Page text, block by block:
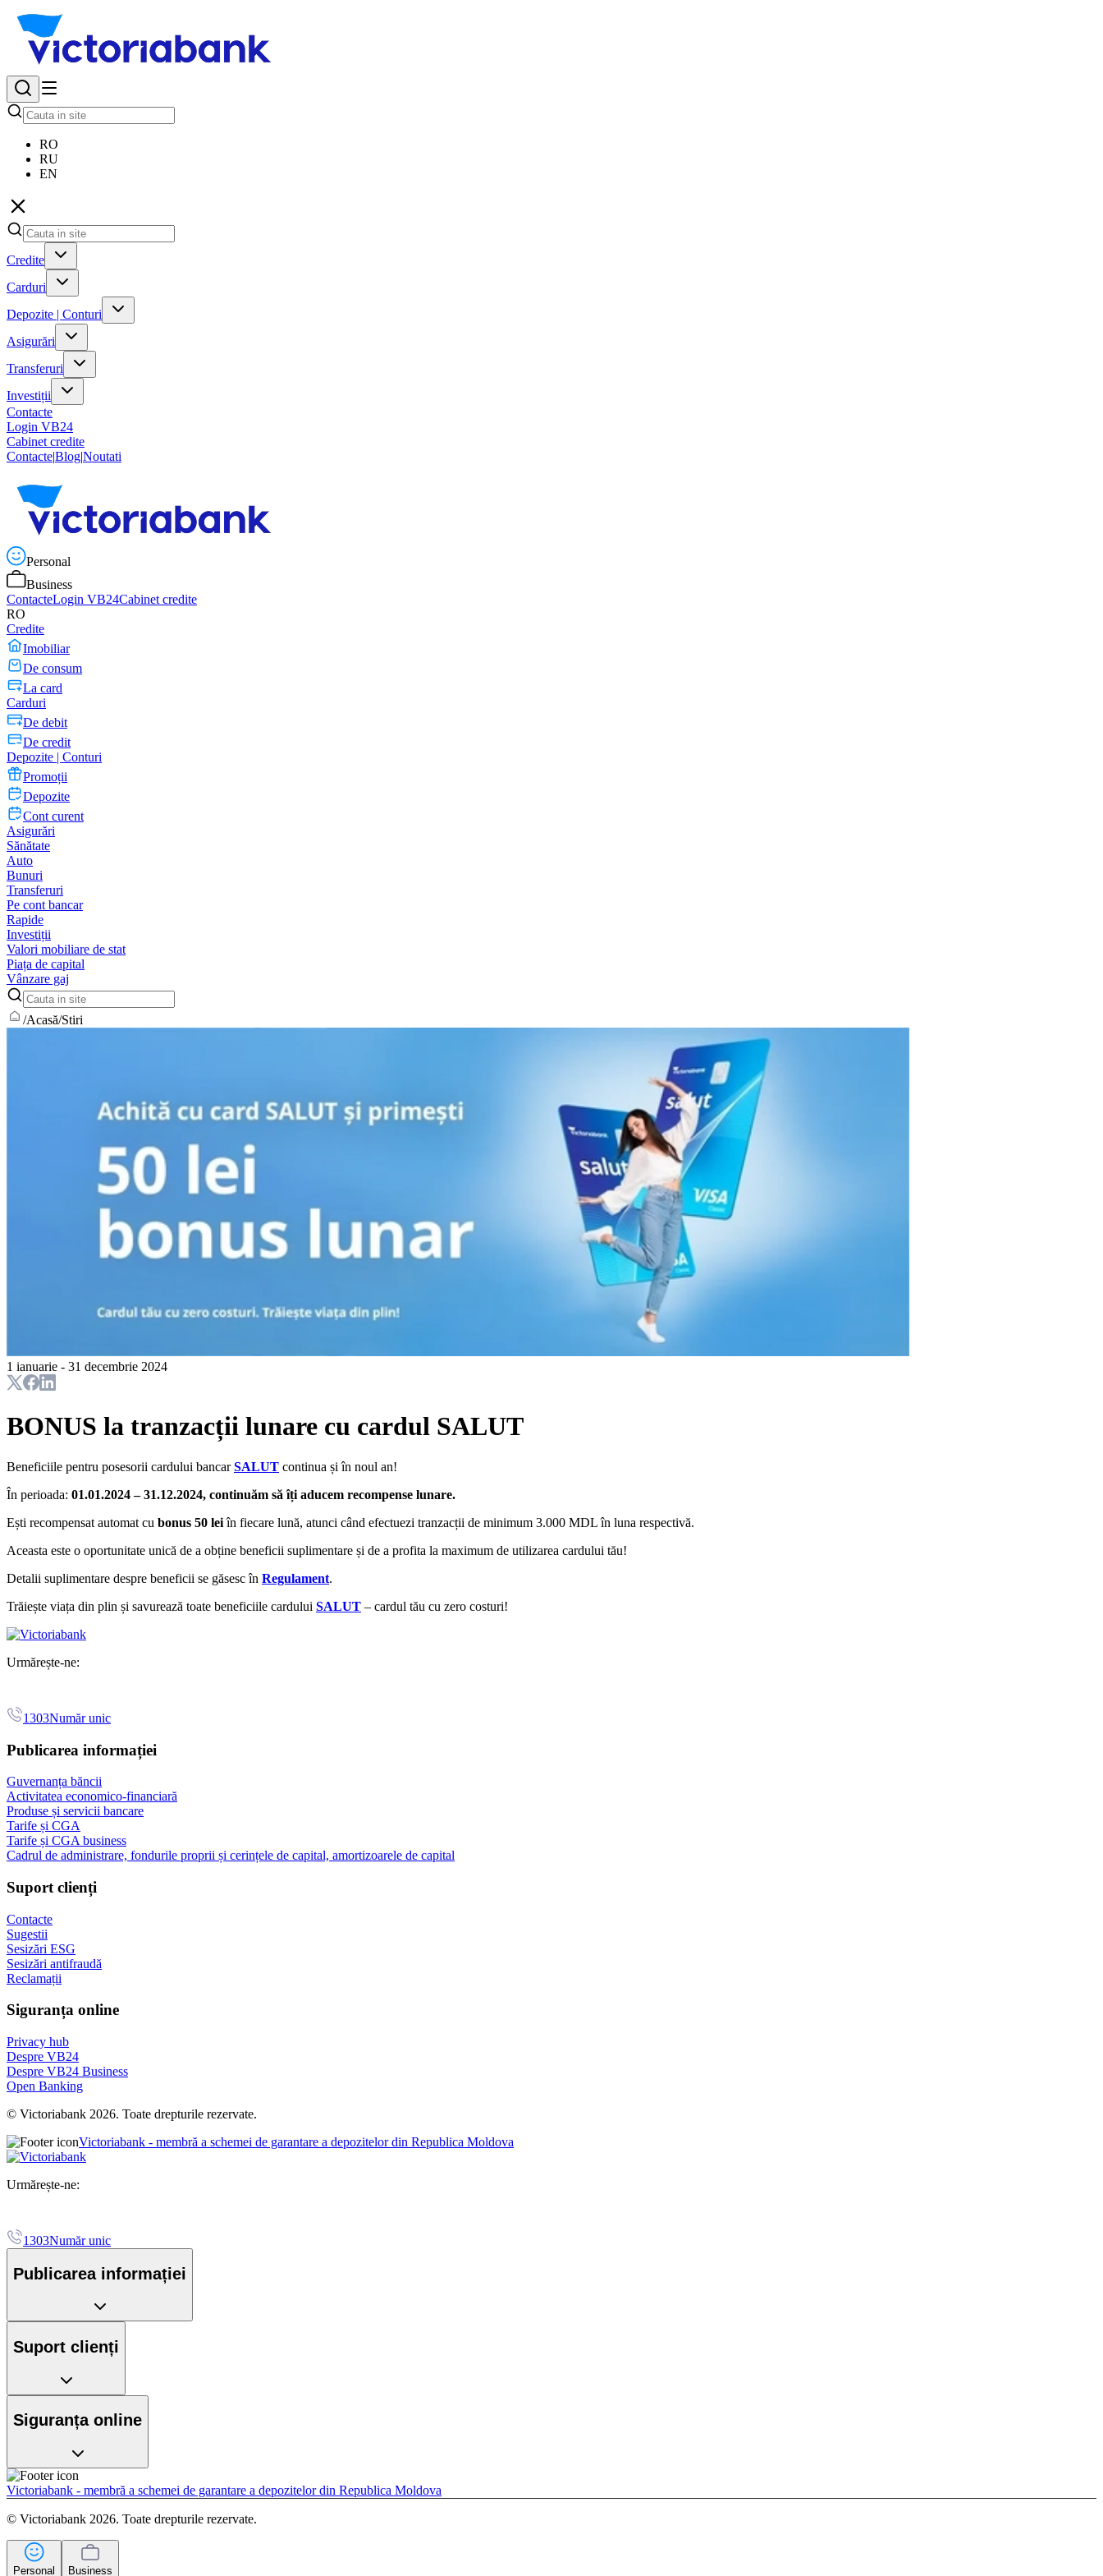
RO
RU
EN
Credite
Carduri
Depozite | Conturi
Asigurări
Transferuri
Investiții
Contacte
Login VB24
Cabinet credite
Contacte|Blog|Noutati
Personal
Business
ContacteLogin VB24Cabinet credite
RO
Credite
Imobiliar
De consum
La card
Carduri
De debit
De credit
Depozite | Conturi
Promoții
Depozite
Cont curent
Asigurări
Sănătate
Auto
Bunuri
Transferuri
Pe cont bancar
Rapide
Investiții
Valori mobiliare de stat
Piața de capital
Vânzare gaj
/Acasă/Stiri
1 ianuarie - 31 decembrie 2024
BONUS la tranzacții lunare cu cardul SALUT
Beneficiile pentru posesorii cardului bancarSALUT continua și în noul an!
În perioada: 01.01.2024 – 31.12.2024, continuăm să îți aducem recompense lunare.
Ești recompensat automat cu bonus 50 leiîn fiecare lună, atunci când efectuezi tranzacții de minimum 3.000 MDL în luna respectivă.
Aceasta este o oportunitate unică de a obține beneficii suplimentare și de a profita la maximum de utilizarea cardului tău!
Detalii suplimentare despre beneficii se găsesc în Regulament.
Trăiește viața din plin și savurează toate beneficiile cardului SALUT – cardul tău cu zero costuri!
Urmărește-ne:
1303Număr unic
Publicarea informației
Guvernanța băncii
Activitatea economico-financiară
Produse și servicii bancare
Tarife și CGA
Tarife și CGA business
Cadrul de administrare, fondurile proprii și cerințele de capital, amortizoarele de capital
Suport clienți
Contacte
Sugestii
Sesizări ESG
Sesizări antifraudă
Reclamații
Siguranța online
Privacy hub
Despre VB24
Despre VB24 Business
Open Banking
© Victoriabank 2026. Toate drepturile rezervate.
Victoriabank - membră a schemei de garantare a depozitelor din Republica Moldova
Urmărește-ne:
1303Număr unic
Publicarea informației
Suport clienți
Siguranța online
Victoriabank - membră a schemei de garantare a depozitelor din Republica Moldova
© Victoriabank 2026. Toate drepturile rezervate.
Personal Business